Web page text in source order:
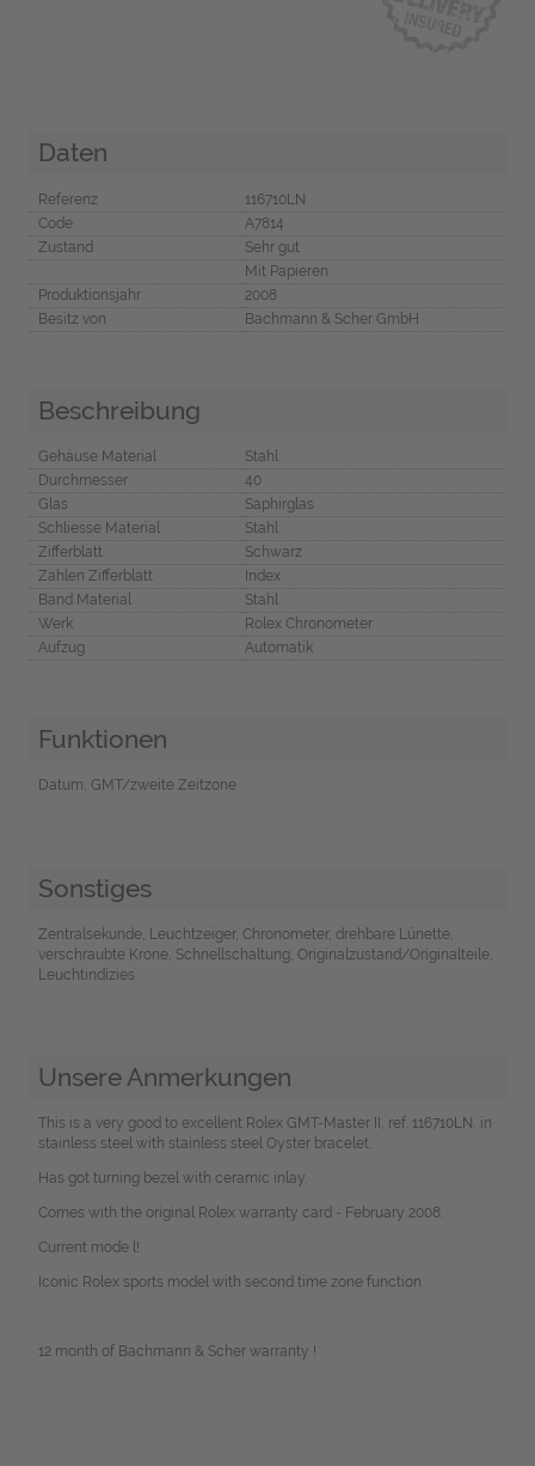
Daten
Referenz
116710LN
Code
A7814
Zustand
Sehr gut
Mit Papieren
Produktionsjahr
2008
Besitz von
Bachmann & Scher GmbH
Beschreibung
Gehäuse Material
Stahl
Durchmesser
40
Glas
Saphirglas
Schliesse Material
Stahl
Zifferblatt
Schwarz
Zahlen Zifferblatt
Index
Band Material
Stahl
Werk
Rolex Chronometer
Aufzug
Automatik
Funktionen
Datum, GMT/zweite Zeitzone
Sonstiges
Zentralsekunde, Leuchtzeiger, Chronometer, drehbare Lünette,
verschraubte Krone, Schnellschaltung, Originalzustand/Originalteile,
Leuchtindizies
Unsere Anmerkungen
This is a very good to excellent Rolex GMT-Master II, ref. 116710LN, in
stainless steel with stainless steel Oyster bracelet.
Has got turning bezel with ceramic inlay.
Comes with the original Rolex warranty card - February 2008.
Current mode l!
Iconic Rolex sports model with second time zone function.
12 month of Bachmann & Scher warranty !